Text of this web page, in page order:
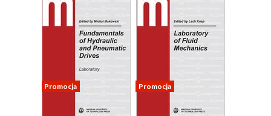
Promocja Promocja